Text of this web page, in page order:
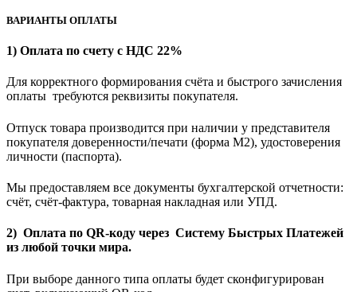
ВАРИАНТЫ ОПЛАТЫ
1) Оплата по счету с НДС 22%
Для корректного формирования счёта и быстрого зачисления
оплаты требуются реквизиты покупателя.
Отпуск товара производится при наличии у представителя
покупателя доверенности/печати (форма M2), удостоверения
личности (паспорта).
Мы предоставляем все документы бухгалтерской отчетности:
счёт, счёт-фактура, товарная накладная или УПД.
2) Оплата по QR-коду через Систему Быстрых Платежей
из любой точки мира.
При выборе данного типа оплаты будет сконфигурирован